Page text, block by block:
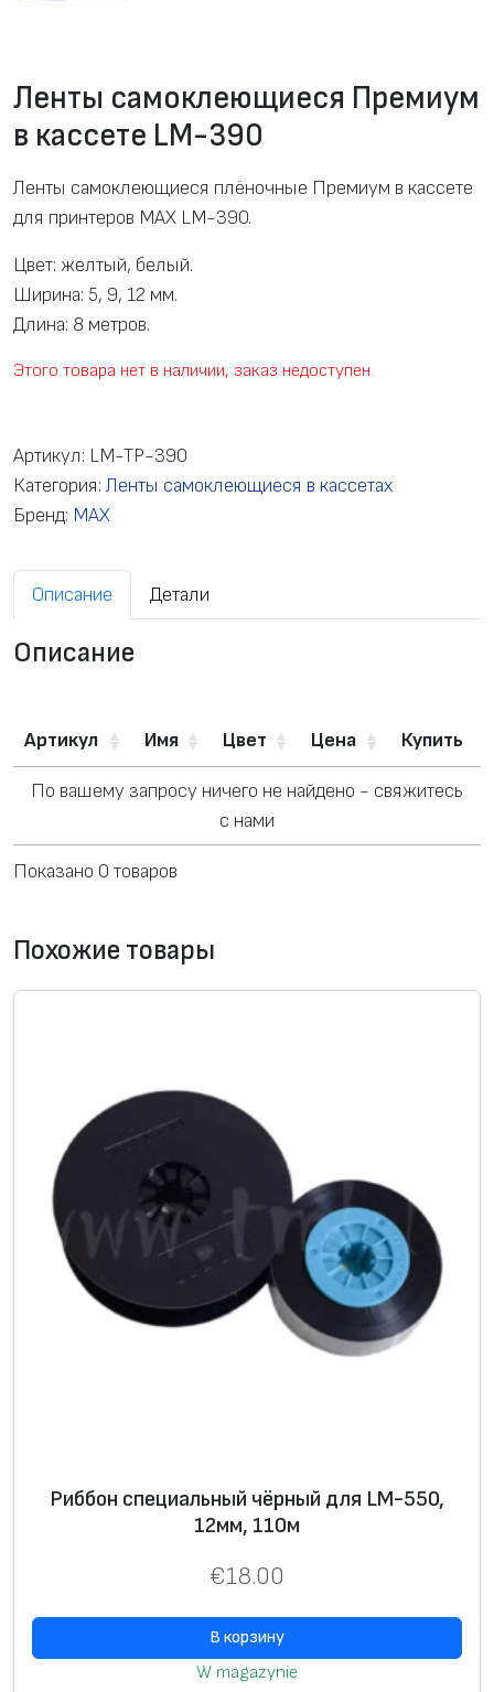
Ленты самоклеющиеся Премиум
в кассете LM-390
Ленты самоклеющиеся плёночные Премиум в кассете
для принтеров MAX LM-390.
Цвет: желтый, белый.
Ширина: 5, 9, 12 мм.
Длина: 8 метров.
Этого товара нет в наличии, заказ недоступен.
Артикул: LM-TP-390
Категория:Ленты самоклеющиеся в кассетах
Бренд: MAX
Описание Детали
Описание
Артикул Имя Цвет Цена Купить
По вашему запросу ничего не найдено - свяжитесь
с нами
Показано 0 товаров
Похожие товары
Риббон специальный чёрный для LM-550,
12мм, 110м
€18.00
В корзину
W magazynie